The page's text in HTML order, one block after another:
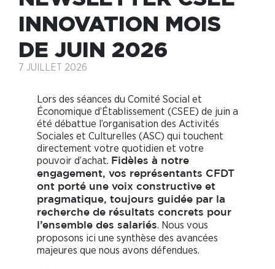
INNOVATION MOIS
DE JUIN 2026
7 JUILLET 2026
Lors des séances du Comité Social et
Économique d’Établissement (CSEE) de juin a
été débattue l’organisation des Activités
Sociales et Culturelles (ASC) qui touchent
directement votre quotidien et votre
pouvoir d’achat. Fidèles à notre
engagement, vos représentants CFDT
ont porté une voix constructive et
pragmatique, toujours guidée par la
recherche de résultats concrets pour
l’ensemble des salariés. Nous vous
proposons ici une synthèse des avancées
majeures que nous avons défendues.